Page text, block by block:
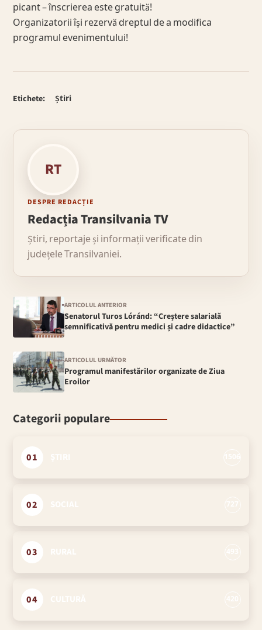
picant – înscrierea este gratuită!
Organizatorii își rezervă dreptul de a modifica
programul evenimentului!
Etichete: Știri
RT
DESPRE REDACȚIE
Redacția Transilvania TV
Știri, reportaje și informații verificate din
județele Transilvaniei.
ARTICOLUL ANTERIOR
Senatorul Turos Lóránd: “Creștere salarială
semnificativă pentru medici și cadre didactice”
ARTICOLUL URMĂTOR
Programul manifestărilor organizate de Ziua
Eroilor
Categorii populare
01
02
03
04